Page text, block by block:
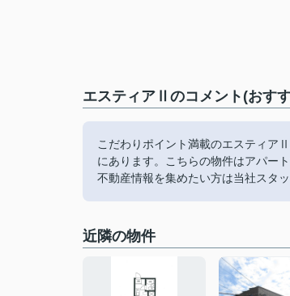
エスティアⅡのコメント(おす
こだわりポイント満載のエスティア
にあります。こちらの物件はアパー
不動産情報を集めたい方は当社スタ
近隣の物件